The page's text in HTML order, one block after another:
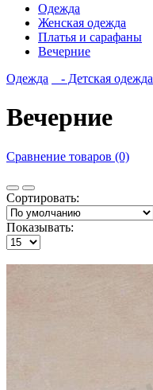
Одежда
Женская одежда
Платья и сарафаны
Вечерние
Одежда
- Детская одежда
Вечерние
Сравнение товаров (0)
Сортировать:
Показывать: